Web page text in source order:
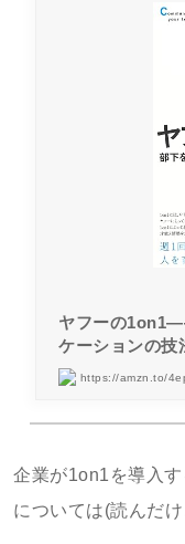
ヤフーの
ケーションの技
https://amzn.to/
企業が1on1を導入
については(読んだ